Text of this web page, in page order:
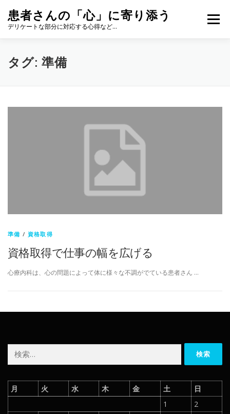
患者さんの「心」に寄り添う
デリケートな部分に対応する心得など…
メニュー
タグ: 準備
準備 /資格取得
資格取得で仕事の幅を広げる
心療内科は、心の問題によって体に様々な不調がでている患者さん …
索:
月 火 水 木 金 土
日
1
2